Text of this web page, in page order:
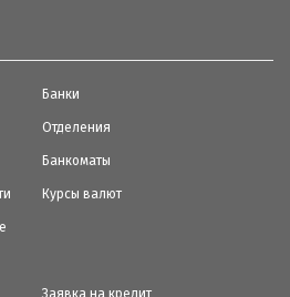
Банки
Отделения
Банкоматы
Курсы валют
Заявка на кредит